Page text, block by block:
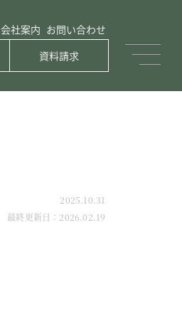
会社案内 お問い合わせ
資料請求
2025.10.31
最終更新日：2026.02.19